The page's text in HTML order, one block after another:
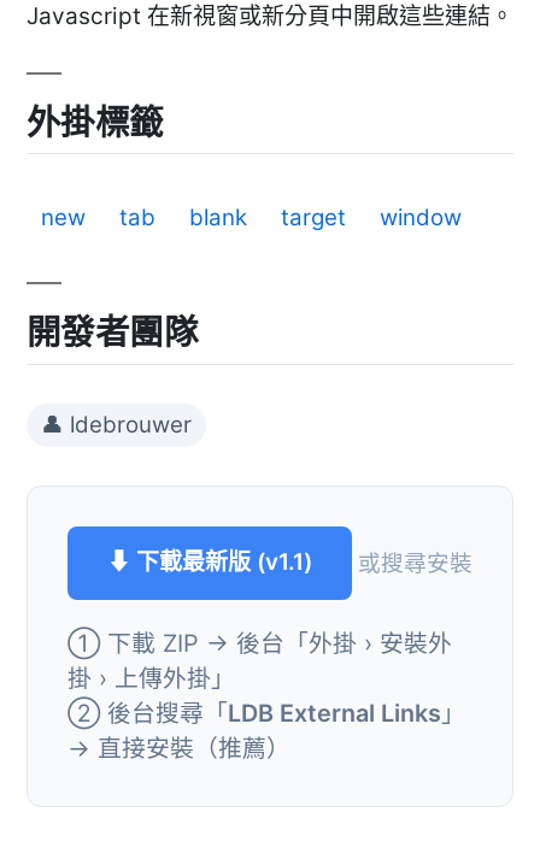
Javascript 在新視窗或新分頁中開啟這些連結。
外掛標籤
new tab blank target window
開發者團隊
👤 ldebrouwer
⬇ 下載最新版 (v1.1) 或搜尋安裝
① 下載 ZIP → 後台「外掛 › 安裝外
掛 › 上傳外掛」
② 後台搜尋「LDB External Links 」
→ 直接安裝（推薦）